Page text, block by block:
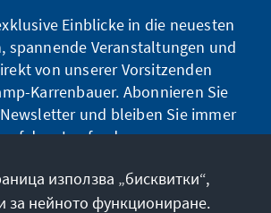
Einblicke in die neuesten
spannende Veranstaltungen und
von unserer Vorsitzenden
Karrenbauer. Abonnieren Sie
und bleiben Sie immer
auf dem Laufenden.
Jetzt abonnieren
използва „бисквитки“,
за нейното функциониране.